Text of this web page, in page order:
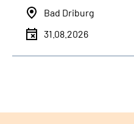
Bad Driburg
31.08.2026